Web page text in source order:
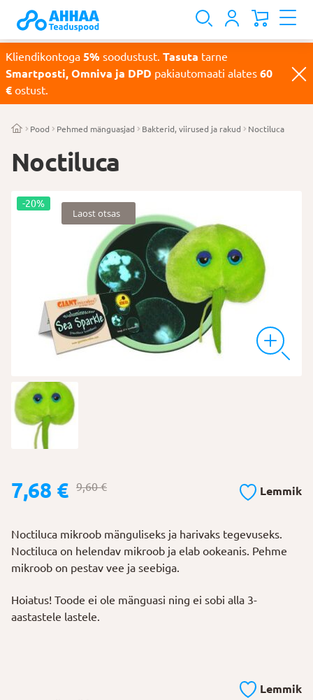
Kliendikontoga 5% soodustust. Tasuta tarne
Smartposti, Omniva ja DPD pakiautomaati alates 60
€ ostust.
Pood Pehmed mänguasjad Bakterid, viirused ja rakud Noctiluca
Noctiluca
-20%
Laost otsas
9,60€
Algne
hind
9,60 €.
7,68 €
Praegune
hind
7,68 €.
Lemmik
Noctiluca mikroob mänguliseks ja harivaks tegevuseks.
Noctiluca on helendav mikroob ja elab ookeanis. Pehme
mikroob on pestav vee ja seebiga.
Hoiatus! Toode ei ole mänguasi ning ei sobi alla 3-
aastastele lastele.
Lemmik